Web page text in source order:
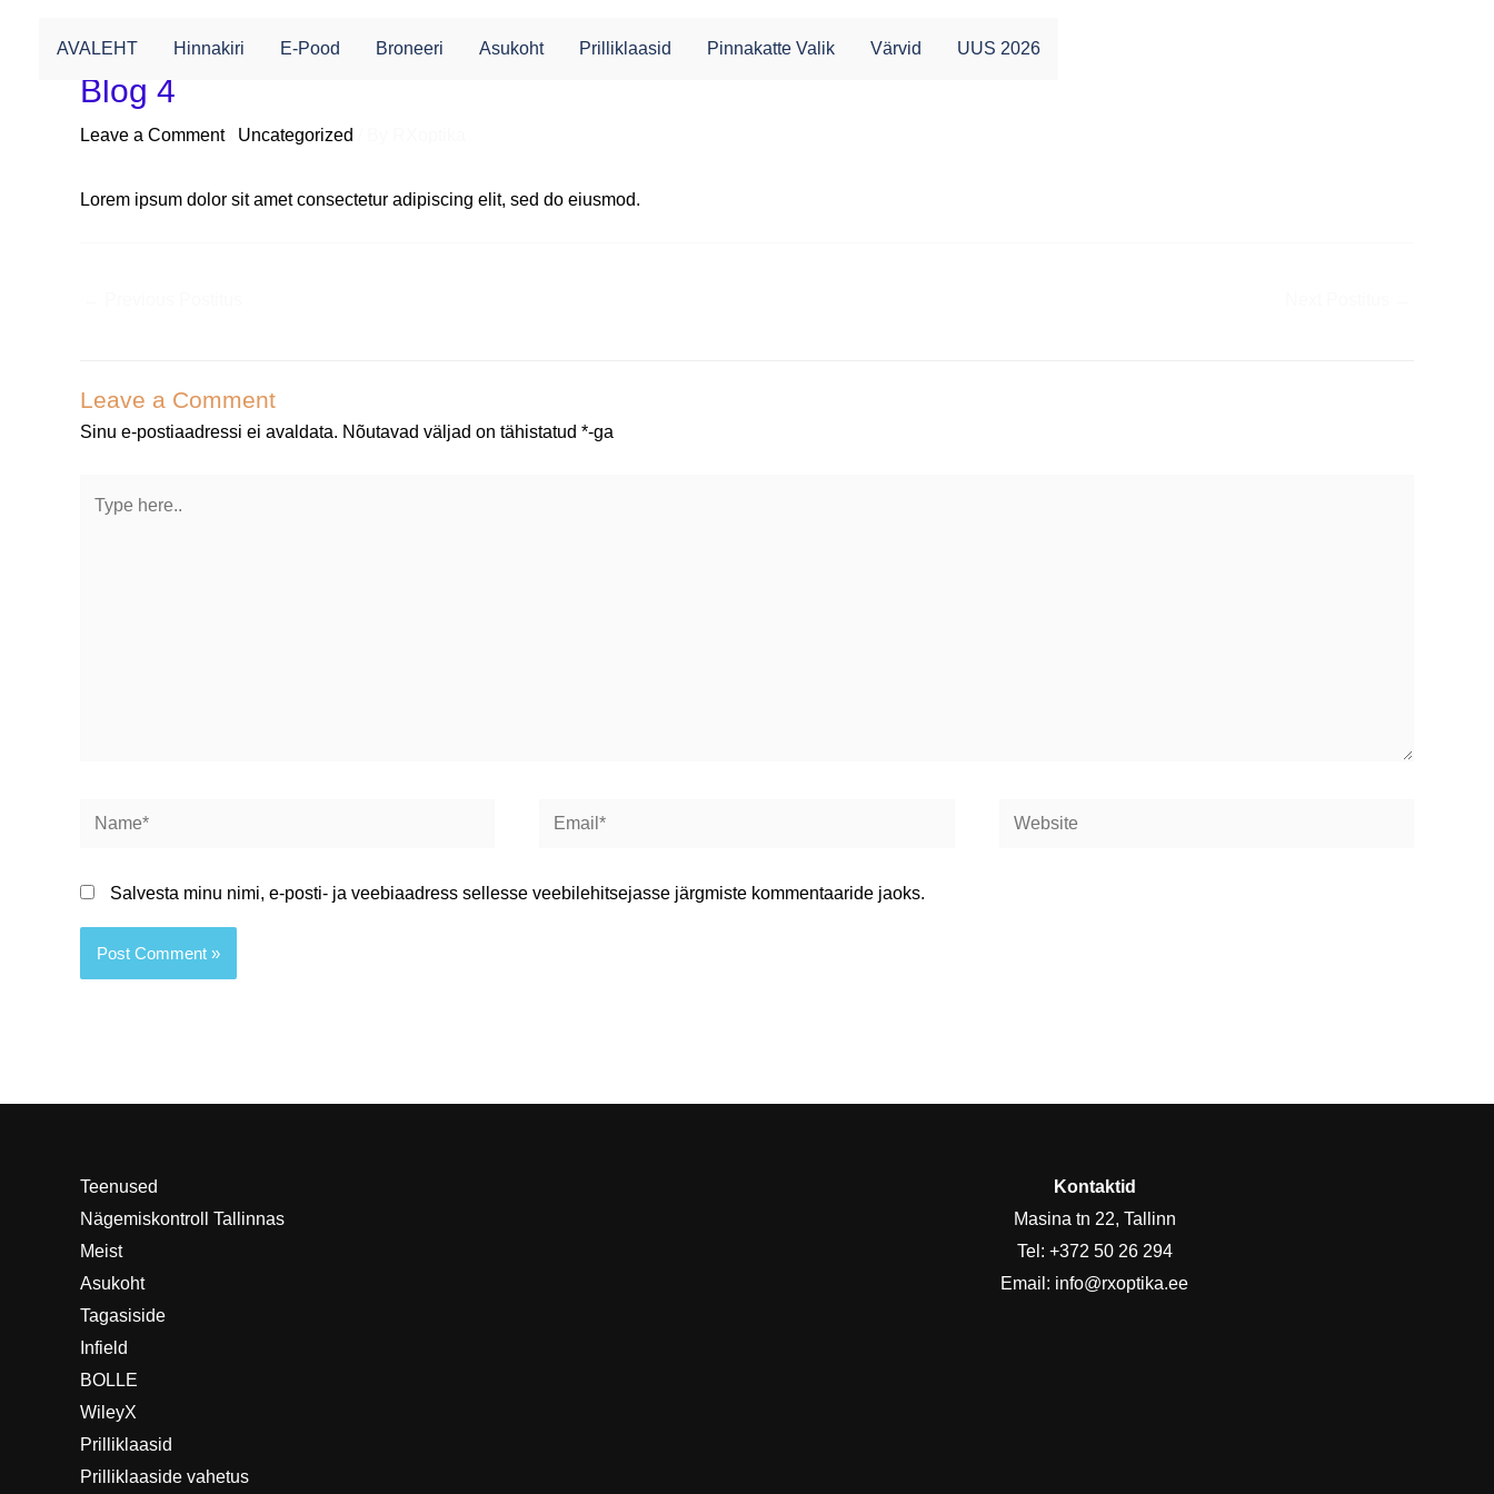
AVALEHT Hinnakiri E-Pood Broneeri Asukoht Prilliklaasid Pinnakatte Valik Värvid UUS 2026
Blog 4
Leave a Comment Uncategorized
Lorem ipsum dolor sit amet consectetur adipiscing elit, sed do eiusmod.
Post
Leave a Comment
Sinu e-postiaadressi ei avaldata. Nõutavad väljad on tähistatud *-ga
Name* Email* Website
Salvesta minu nimi, e-posti- ja veebiaadress sellesse veebilehitsejasse järgmiste kommentaaride jaoks.
Teenused
Nägemiskontroll Tallinnas
Meist
Asukoht
Tagasiside
Infield
BOLLE
WileyX
Prilliklaasid
Prilliklaaside vahetus
Kontaktid
Masina tn 22, Tallinn
Tel: +372 50 26 294
Email: info@rxoptika.ee